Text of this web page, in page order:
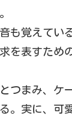
も覚えてい
を表すため
つまみ、ケ
。実に、可